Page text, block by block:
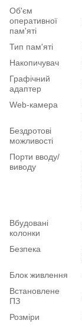
Об'єм
оперативної
пам'яті
Тип пам'яті
Накопичувач
Графічний
адаптер
Web-камера
Бездротові
можливості
Порти вводу/
виводу
Вбудовані
колонки
Безпека
Блок живлення
Встановлене
ПЗ
Розміри